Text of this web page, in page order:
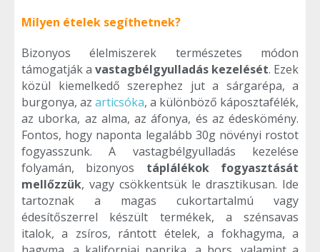
Milyen ételek segíthetnek?
Bizonyos élelmiszerek természetes módon
támogatják a vastagbélgyulladás kezelését. Ezek
közül kiemelkedő szerephez jut a sárgarépa, a
burgonya, az articsóka, a különböző káposztafélék,
az uborka, az alma, az áfonya, és az édeskömény.
Fontos, hogy naponta legalább 30g növényi rostot
fogyasszunk. A vastagbélgyulladás kezelése
folyamán, bizonyos táplálékok fogyasztását
mellőzzük, vagy csökkentsük le drasztikusan. Ide
tartoznak a magas cukortartalmú vagy
édesítőszerrel készült termékek, a szénsavas
italok, a zsíros, rántott ételek, a fokhagyma, a